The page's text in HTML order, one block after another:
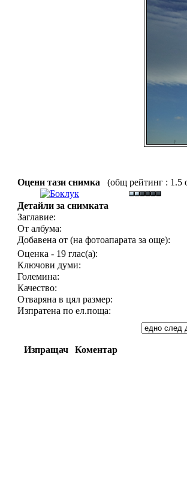
Оцени тази снимка
(общ рейтинг : 1.5
Детайли за снимката
Заглавие:
От албума:
Добавена от (на фотоапарата за още):
Оценка - 19 глас(а):
Ключови думи:
Големина:
Качество:
Отваряна в цял размер:
Изпратена по ел.поща:
Изпращач Коментар